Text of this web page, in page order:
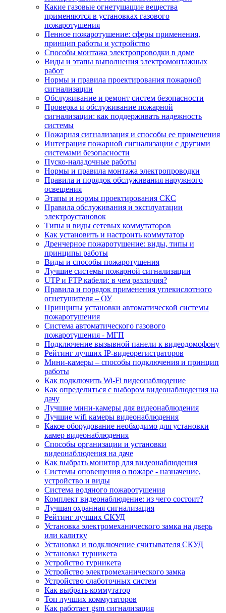
Какие газовые огнетушащие вещества
применяются в установках газового
пожаротушения
Пенное пожаротушение: сферы применения,
принцип работы и устройство
Способы монтажа электропроводки в доме
Виды и этапы выполнения электромонтажных
работ
Нормы и правила проектирования пожарной
сигнализации
Обслуживание и ремонт систем безопасности
Проверка и обслуживание пожарной
сигнализации: как поддерживать надежность
системы
Пожарная сигнализация и способы ее применения
Интеграция пожарной сигнализации с другими
системами безопасности
Пуско-наладочные работы
Нормы и правила монтажа электропроводки
Правила и порядок обслуживания наружного
освещения
Этапы и нормы проектирования СКС
Правила обслуживания и эксплуатации
электроустановок
Типы и виды сетевых коммутаторов
Как установить и настроить коммутатор
Дренчерное пожаротушение: виды, типы и
принципы работы
Виды и способы пожаротушения
Лучшие системы пожарной сигнализации
UTP и FTP кабели: в чем различия?
Правила и порядок применения углекислотного
огнетушителя – ОУ
Принципы установки автоматической системы
пожаротушения
Система автоматического газового
пожаротушения - МГП
Подключение вызывной панели к видеодомофону
Рейтинг лучших IP-видеорегистраторов
Мини-камеры – способы подключения и принцип
работы
Как подключить Wi-Fi видеонаблюдение
Как определиться с выбором видеонаблюдения на
дачу
Лучшие мини-камеры для видеонаблюдения
Лучшие wifi камеры видеонаблюдения
Какое оборудование необходимо для установки
камер видеонаблюдения
Способы организации и установки
видеонаблюдения на даче
Как выбрать монитор для видеонаблюдения
Системы оповещения о пожаре - назначение,
устройство и виды
Система водяного пожаротушения
Комплект видеонаблюдение: из чего состоит?
Лучшая охранная сигнализация
Рейтинг лучших СКУД
Установка электромеханического замка на дверь
или калитку
Установка и подключение считывателя СКУД
Установка турникета
Устройство турникета
Устройство электромеханического замка
Устройство слаботочных систем
Как выбрать коммутатор
Топ лучших коммутаторов
Как работает gsm сигнализация